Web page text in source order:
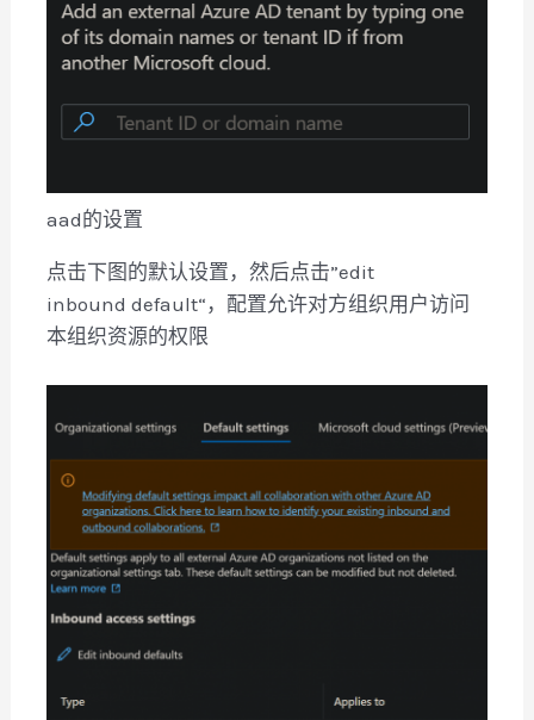
aad的设置
点击下图的默认设置，然后点击”edit
inbound default“，配置允许对方组织用户访问
本组织资源的权限